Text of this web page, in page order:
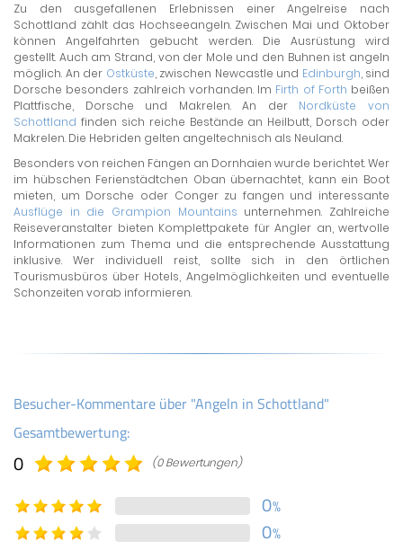
Zu den ausgefallenen Erlebnissen einer Angelreise nach
Schottland zählt das Hochseeangeln. Zwischen Mai und Oktober
können Angelfahrten gebucht werden. Die Ausrüstung wird
gestellt. Auch am Strand, von der Mole und den Buhnen ist angeln
möglich. An der Ostküste, zwischen Newcastle und Edinburgh, sind
Dorsche besonders zahlreich vorhanden. Im Firth of Forth beißen
Plattfische, Dorsche und Makrelen. An der Nordküste von
Schottland finden sich reiche Bestände an Heilbutt, Dorsch oder
Makrelen. Die Hebriden gelten angeltechnisch als Neuland.
Besonders von reichen Fängen an Dornhaien wurde berichtet. Wer
im hübschen Ferienstädtchen Oban übernachtet, kann ein Boot
mieten, um Dorsche oder Conger zu fangen und interessante
Ausflüge in die Grampion Mountains unternehmen. Zahlreiche
Reiseveranstalter bieten Komplettpakete für Angler an, wertvolle
Informationen zum Thema und die entsprechende Ausstattung
inklusive. Wer individuell reist, sollte sich in den örtlichen
Tourismusbüros über Hotels, Angelmöglichkeiten und eventuelle
Schonzeiten vorab informieren.
Besucher-Kommentare über "Angeln in Schottland"
Gesamtbewertung:
0 (0 Bewertungen)
0%
0%